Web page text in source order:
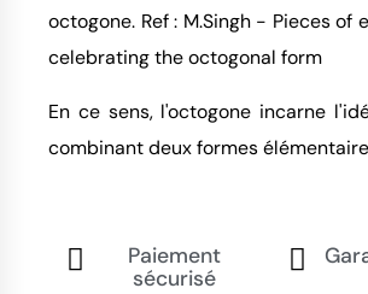
octogone. Ref : M.Singh - Pieces of
celebrating the octogonal form
En ce sens, l'octogone incarne
combinant deux formes
Paiement
sécurisé